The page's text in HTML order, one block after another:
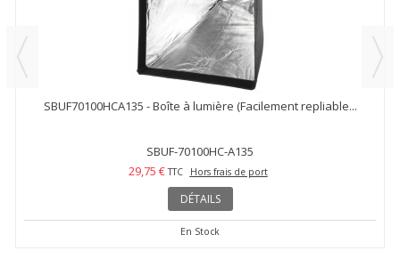
SBUF70100HCA135 - Boîte à lumière (Facilement repliable...
SBUF-70100HC-A135
29,75 € TTC Hors frais de port
DÉTAILS
En Stock